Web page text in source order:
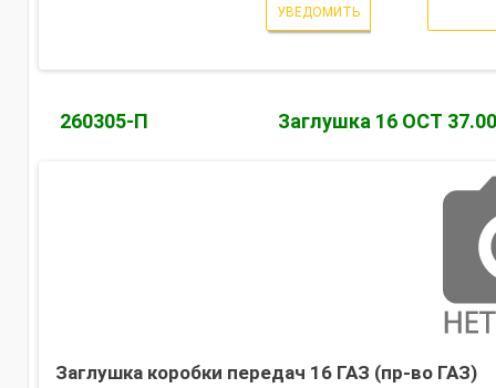
УВЕДОМИТЬ
260305-П Заглушка 16 ОСТ
Заглушка коробки передач 16 ГАЗ (пр-во ГАЗ)